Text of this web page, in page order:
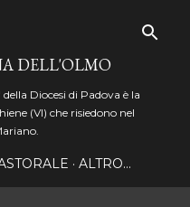
DELL'OLMO
Diocesi di Padova è la
(VI) che risiedono nel
ALTRO…